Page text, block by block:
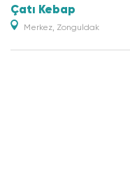
Çatı Kebap
Merkez, Zonguldak